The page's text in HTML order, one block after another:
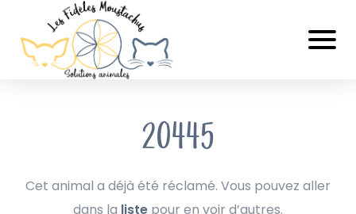
20445
Cet animal a déjà été réclamé. Vous pouvez aller
dans la liste pour en voir d’autres.